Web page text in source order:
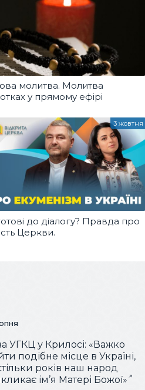
молитва. Молитва
у прямому ефірі
до діалогу? Правда про
Церкви.
3 жовтня
УГКЦ у Крилосі: «Важко
подібне місце в Україні,
років наш народ
ім’я Матері Божої»